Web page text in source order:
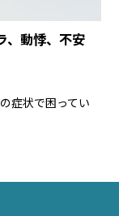
、動悸、不安
症状で困ってい